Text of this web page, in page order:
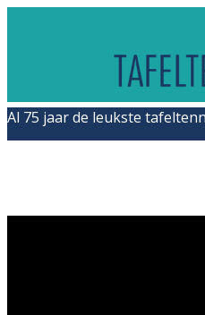
Al 75 jaar de leukste